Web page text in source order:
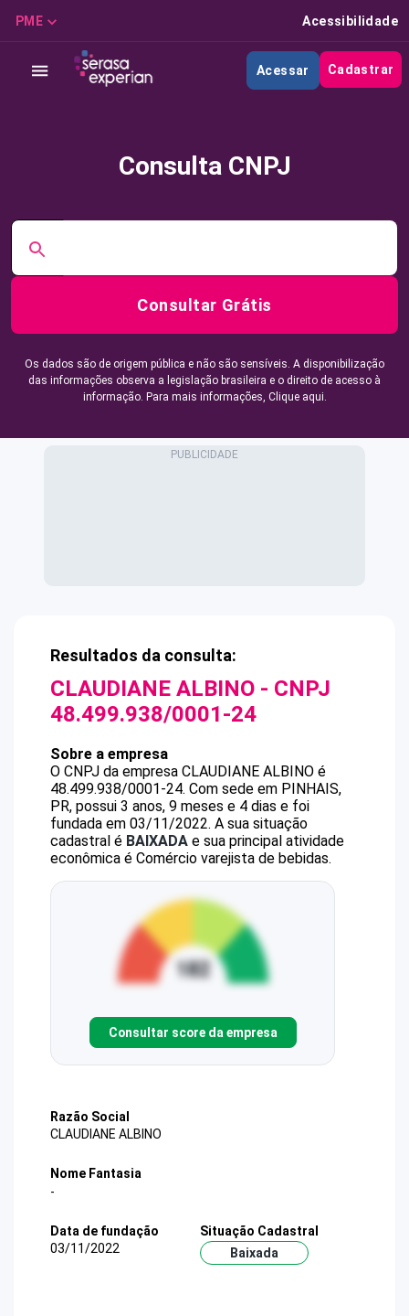
PME Acessibilidade
Acessar Cadastrar
Consulta CNPJ
Consultar Grátis
Os dados são de origem pública e não são sensíveis. A disponibilização
das informações observa a legislação brasileira e o direito de acesso à
informação. Para mais informações, Clique aqui.
Resultados da consulta:
CLAUDIANE ALBINO - CNPJ
48.499.938/0001-24
Sobre a empresa
O CNPJ da empresa CLAUDIANE ALBINO é
48.499.938/0001-24. Com sede em PINHAIS,
PR, possui 3 anos, 9 meses e 4 dias e foi
fundada em 03/11/2022. A sua situação
cadastral é BAIXADA e sua principal atividade
econômica é Comércio varejista de bebidas.
Consultar score da empresa
Razão Social
CLAUDIANE ALBINO
Nome Fantasia
-
Data de fundação
03/11/2022
Situação Cadastral
Baixada